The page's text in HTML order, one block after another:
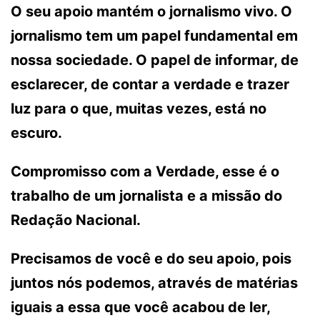
O seu apoio mantém o jornalismo vivo. O
jornalismo tem um papel fundamental em
nossa sociedade. O papel de informar, de
esclarecer, de contar a verdade e trazer
luz para o que, muitas vezes, está no
escuro.
Compromisso com a Verdade, esse é o
trabalho de um jornalista e a missão do
Redação Nacional.
Precisamos de você e do seu apoio, pois
juntos nós podemos, através de matérias
iguais a essa que você acabou de ler,